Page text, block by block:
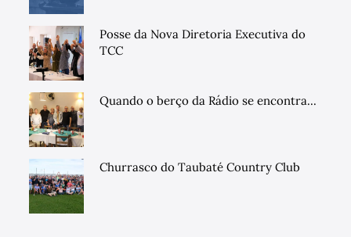
Posse da Nova Diretoria Executiva do
TCC
Quando o berço da Rádio se encontra...
Churrasco do Taubaté Country Club